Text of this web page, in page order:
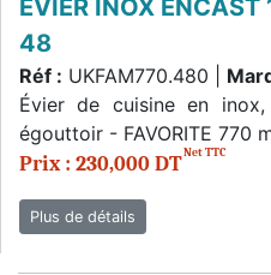
EVIER INOX ENCAST
48
Réf : UKFAM770.480 |
Évier de cuisine en
égouttoir - FAVORITE 770
Prix : 230,000 DTNet TTC
Plus de détails